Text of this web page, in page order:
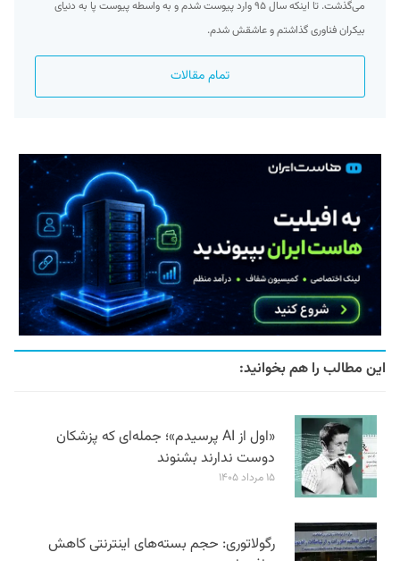
می‌گذشت. تا اینکه سال ۹۵ وارد پیوست شدم و به واسطه پیوست پا به دنیای
بیکران فناوری گذاشتم و عاشقش شدم.
تمام مقالات
این مطالب را هم بخوانید:
«اول از AI پرسیدم»؛ جمله‌ای که پزشکان
دوست ندارند بشنوند
۱۵ مرداد ۱۴۰۵
رگولاتوری: حجم بسته‌های اینترنتی کاهش